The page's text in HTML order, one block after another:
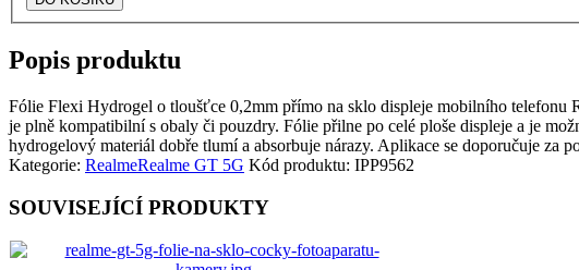
Popis produktu
Fólie Flexi Hydrogel o tloušťce 0,2mm přímo na sklo displeje mobilního telefonu
je plně kompatibilní s obaly či pouzdry. Fólie přilne po celé ploše displeje a je
hydrogelový materiál dobře tlumí a absorbuje nárazy. Aplikace se doporučuje za
Kategorie: RealmeRealme GT 5G Kód produktu: IPP9562
SOUVISEJÍCÍ PRODUKTY